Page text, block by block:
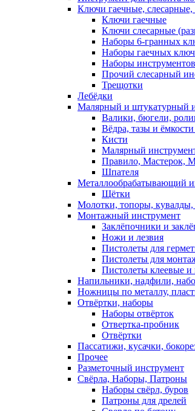
Ключи гаечные,
Ключи гаечные
Ключи слесарные
Наборы 6-гранных
Наборы гаечных
Наборы инструментов
Прочий слесарный
Трещотки
Лебёдки
Малярный и штукатурный
Валики, бюгели,
Вёдра, тазы и
Кисти
Малярный
Правило, Мастерок,
Шпателя
Металлообрабатывающий
Щётки
Молотки, топоры, кувалды,
Монтажный инструмент
Заклёпочники и
Ножи и лезвия
Пистолеты для
Пистолеты для
Пистолеты клеевые и
Напильники, надфили,
Ножницы по металлу,
Отвёртки, наборы
Наборы отвёрток
Отвертка-пробник
Отвёртки
Пассатижи, кусачки,
Прочее
Разметочный инструмент
Свёрла, Наборы, Патроны
Наборы свёрл, буров
Патроны для дрелей